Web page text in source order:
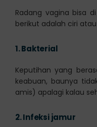
Radang vagina bisa
berikut adalah ciri
1.Bakterial
Keputihan yang
keabuan, baunya
amis) apalagi kalau
2.Infeksi jamur